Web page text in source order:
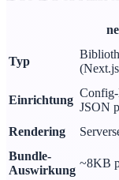
Typ
Einrichtung
JSON
Rendering
Bundle-
Auswirkung
~8KB